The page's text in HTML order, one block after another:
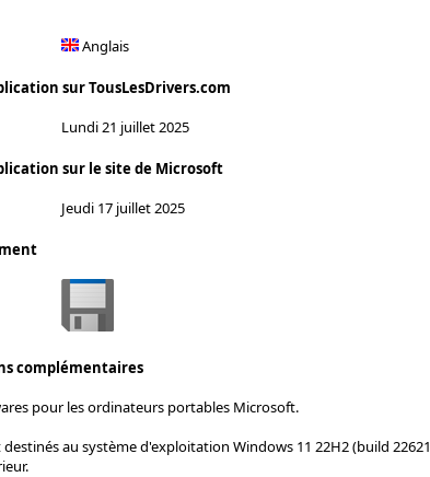
Anglais
sur TousLesDrivers.com
Lundi 21 juillet 2025
sur le site de Microsoft
Jeudi 17 juillet 2025
complémentaires
pour les ordinateurs portables Microsoft.
au système d'exploitation Windows 11 22H2 (build 22621,